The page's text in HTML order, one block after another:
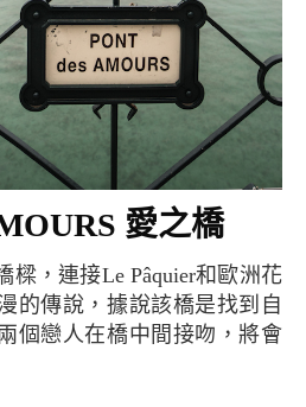
愛之橋
的傳說，據說該橋是找到自
個戀人在橋中間接吻，將會